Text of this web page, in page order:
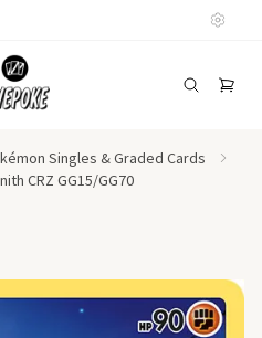
Singles & Graded Cards
CRZ GG15/GG70